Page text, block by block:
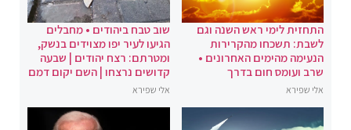
התחזית לימי ראש השנה וגם
לשבת: תשכחו מהקרירות
הנעימה מהימים האחרונים •
שרב ועומס חום בדרך
אלי שפירא
שוב טבח ביהודים • מחבלים
הגיעו לעיר יפו מצוידים בנשק,
ומטרתם: רצח יהודים | שבעה
קדושים נרצחו | השם יקום דמם
אלי שפירא